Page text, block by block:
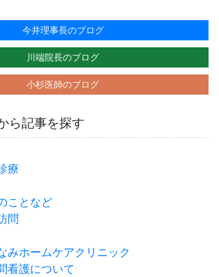
今井理事長のブログ
川端院長のブログ
小杉医師のブログ
ら記事を探す
療
ことなど
問
みホームケアクリニック
看護について